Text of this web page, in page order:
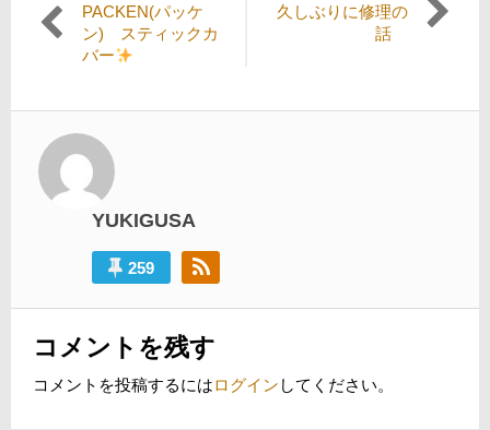
稿
ゲ
ー
シ
過
去
の
PACKEN(パッケ
ン) スティックカ
バー
久しぶりに修理の
話
YUKIGUSA
259
コメントを残す
コメントを投稿するにはログイン してください。